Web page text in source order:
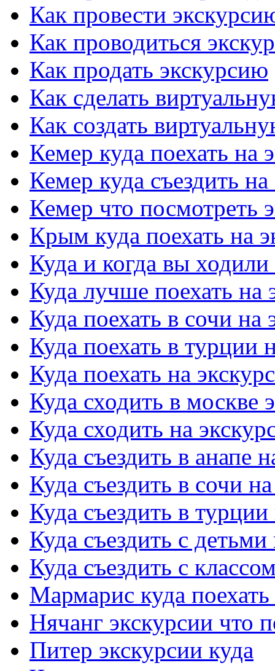
Как провести
Как проводиться
Как продать экскурсию
Как сделать
Как создать
Кемер куда поехать на
Кемер куда съездить
Кемер что посмотреть
Крым куда поехать на
Куда и когда вы
Куда лучше поехать на
Куда поехать в сочи на
Куда поехать в турции
Куда поехать на
Куда сходить в москве
Куда сходить на
Куда съездить в анапе
Куда съездить в сочи
Куда съездить в
Куда съездить с
Куда съездить с
Мармарис куда
Нячанг экскурсии что
Питер экскурсии куда